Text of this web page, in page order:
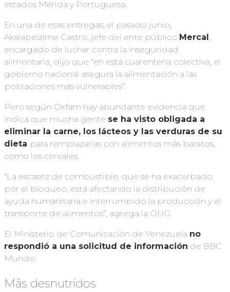
estados Mérida y Portuguesa.
En una de esas entregas, el pasado junio,
Akalapeizime Castro, jefe del ente público Mercal,
encargado de luchar contra la inseguridad
alimentaria, dijo que “en está cuarentena colectiva, el
gobierno nacional asegura la alimentación a las
poblaciones más vulnerables”.
Pero según Oxfam hay abundante evidencia que
indica que mucha gente se ha visto obligada a
eliminar la carne, los lácteos y las verduras de su
dieta para remplazarlas con alimentos más baratos,
como los cereales.
“La escasez de combustible, que se ha exacerbado
por el bloqueo, está afectando la distribución de
ayuda humanitaria e interrumpido la producción y el
transporte de alimentos”, agrega la ONG.
El Ministerio de Comunicación de Venezuela no
respondió a una solicitud de información de BBC
Mundo.
Más desnutridos